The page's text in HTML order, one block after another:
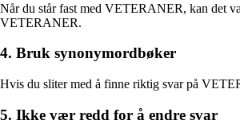
Når du står fast med VETERANER, kan det
VETERANER.
4. Bruk synonymordbøker
Hvis du sliter med å finne riktig svar på
5. Ikke vær redd for å endre svar